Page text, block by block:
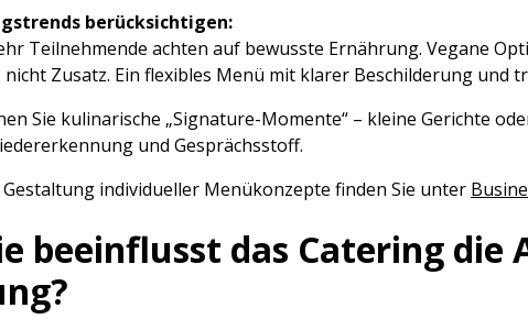
berücksichtigen:
Teilnehmende achten auf bewusste Ernährung. Vegane
nicht Zusatz. Ein flexibles Menü mit klarer Beschilderung
Sie kulinarische „Signature-Momente“ – kleine Gerichte
und Gesprächsstoff.
individueller Menükonzepte finden Sie unter
beeinflusst das Catering